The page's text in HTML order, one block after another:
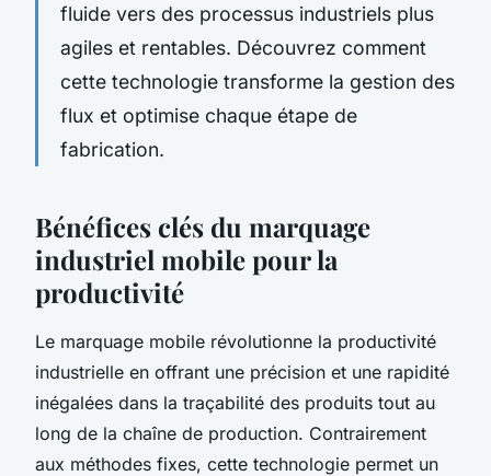
fluide vers des processus industriels plus
agiles et rentables. Découvrez comment
cette technologie transforme la gestion des
flux et optimise chaque étape de
fabrication.
Bénéfices clés du marquage
industriel mobile pour la
productivité
Le marquage mobile révolutionne la productivité
industrielle en offrant une précision et une rapidité
inégalées dans la traçabilité des produits tout au
long de la chaîne de production. Contrairement
aux méthodes fixes, cette technologie permet un